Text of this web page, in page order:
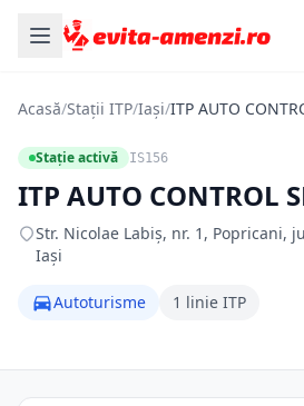
Acasă/Stații ITP/Iași/ITP AUTO
Stație activă IS156
ITP AUTO CONTROL
Str. Nicolae Labiş, nr. 1, Popricani,
Iași
Autoturisme 1 linie ITP